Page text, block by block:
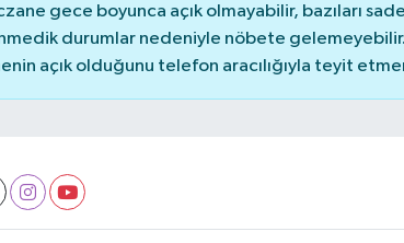
gece boyunca açık olmayabilir, bazıları
durumlar nedeniyle nöbete
açık olduğunu telefon aracılığıyla teyit